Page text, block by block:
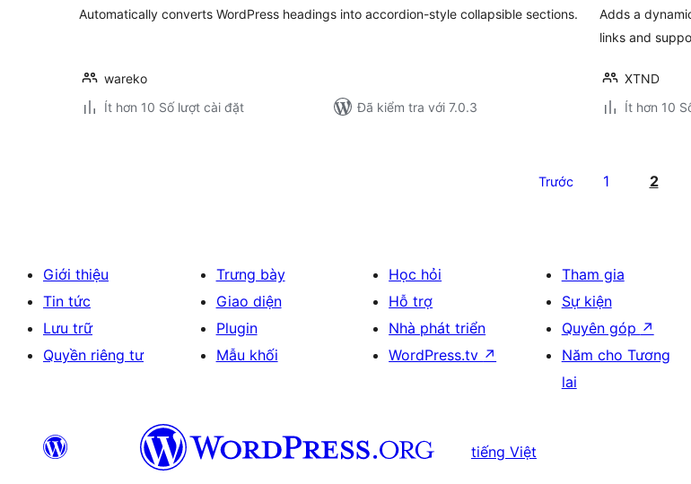
Automatically converts WordPress headings into accordion-style collapsible sections.
wareko
Ít hơn 10 Số lượt cài đặt
Đã kiểm tra với 7.0.3
Adds a
links and
XTND
Ít hơn 10
Trước 1 2
Giới thiệu
Tin tức
Lưu trữ
Quyền riêng tư
Trưng bày
Giao diện
Plugin
Mẫu khối
Học hỏi
Hỗ trợ
Nhà phát triển
WordPress.tv ↗
Tham gia
Sự kiện
Quyên góp ↗
Năm cho Tương
lai
tiếng Việt